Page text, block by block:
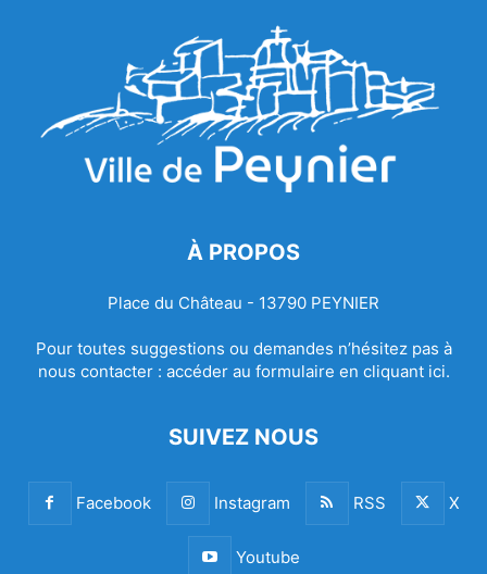
À PROPOS
Place du Château - 13790 PEYNIER
Pour toutes suggestions ou demandes n’hésitez pas à
nous contacter : accéder au formulaire en cliquant ici.
SUIVEZ NOUS
Facebook Instagram RSS X
Youtube